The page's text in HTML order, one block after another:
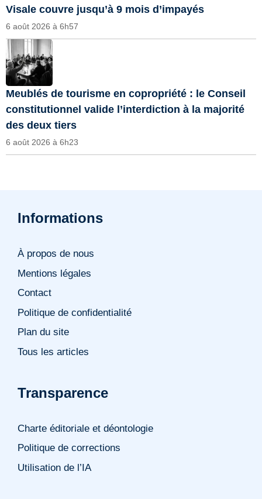
Visale couvre jusqu’à 9 mois d’impayés
6 août 2026 à 6h57
Meublés de tourisme en copropriété : le Conseil
constitutionnel valide l’interdiction à la majorité
des deux tiers
6 août 2026 à 6h23
Informations
À propos de nous
Mentions légales
Contact
Politique de confidentialité
Plan du site
Tous les articles
Transparence
Charte éditoriale et déontologie
Politique de corrections
Utilisation de l’IA